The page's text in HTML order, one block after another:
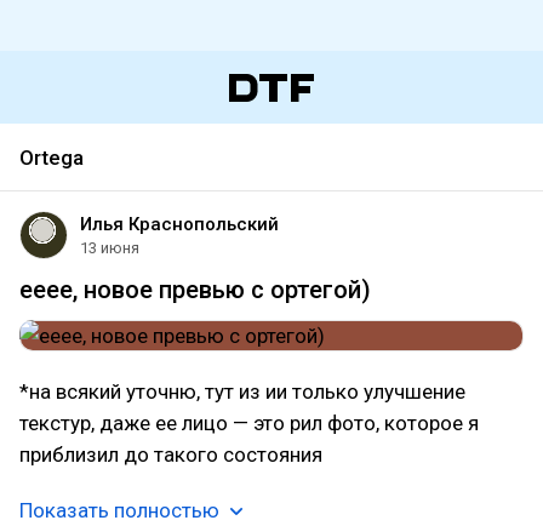
Ortega
Илья Краснопольский
13 июня
ееее, новое превью с ортегой)
*на всякий уточню, тут из ии только улучшение
текстур, даже ее лицо — это рил фото, которое я
приблизил до такого состояния
Показать полностью